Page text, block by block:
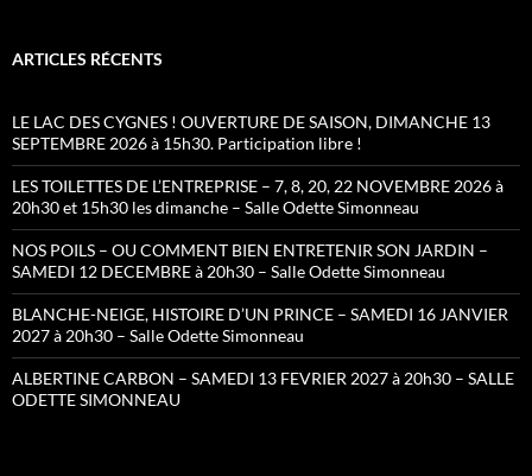
ARTICLES RÉCENTS
LE LAC DES CYGNES ! OUVERTURE DE SAISON, DIMANCHE 13
SEPTEMBRE 2026 à 15h30. Participation libre !
LES TOILETTES DE L’ENTREPRISE – 7, 8, 20, 22 NOVEMBRE 2026 à
20h30 et 15h30 les dimanche – Salle Odette Simonneau
NOS POILS – OU COMMENT BIEN ENTRETENIR SON JARDIN –
SAMEDI 12 DECEMBRE à 20h30 – Salle Odette Simonneau
BLANCHE-NEIGE, HISTOIRE D’UN PRINCE – SAMEDI 16 JANVIER
2027 à 20h30 – Salle Odette Simonneau
ALBERTINE CARBON – SAMEDI 13 FEVRIER 2027 à 20h30 – SALLE
ODETTE SIMONNEAU